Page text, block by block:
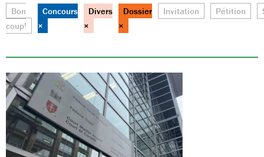
Bon
coup!
Concours
×
Divers
×
Dossier
×
Invitation Pétition